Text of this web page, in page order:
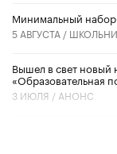
Минимальный
5 АВГУСТА /
Вышел в свет новый
«Образовательная
3 ИЮЛЯ / АНОНС